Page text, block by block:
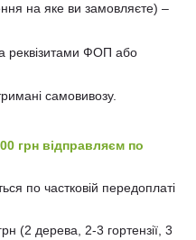
на яке ви замовляєте) –
реквізитами ФОП або
самовивозу.
грн відправляєм по
по частковій передоплаті
(2 дерева, 2-3 гортензії, 3